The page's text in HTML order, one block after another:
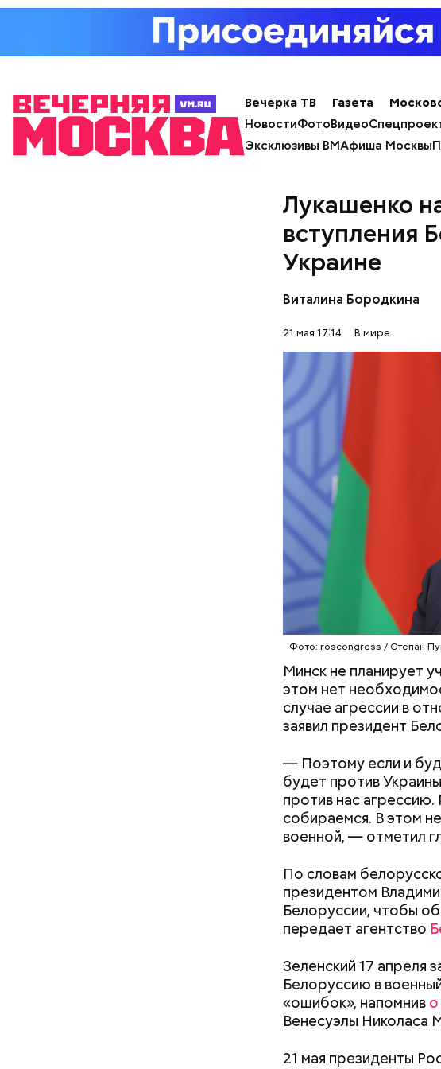
Вечерка ТВ Газета
НовостиФотоВидео
Эксклюзивы ВМАфиша Москвы
Лукашенко
вступления
Украине
Виталина Бородкина
21 мая 17:14 В мире
Фото: roscongress / Степан
Минск не планирует
этом нет
случае агрессии в
заявил президент
— Поэтому если и
будет против
против нас агрессию.
собираемся. В этом
военной, — отметил
По словам
президентом
Белоруссии, чтобы
передает агентство
Зеленский 17 апреля
Белоруссию в
«ошибок», напомнив
Венесуэлы Николаса
21 мая президенты
Температура воды
поэтому купаться в
Однако стоит быть
обуви, но чтобы не
тапочки для душа.
Остров
Стив Балмер
Фото: Shutterstock
В отличие от
собственный
Microsoft. Он стал 30-
корпорации, вместе
компании, что и
продажей продуктов.
посту генерального
чего ушел с поста,
Хотела
мать и сын
падении
Как
не